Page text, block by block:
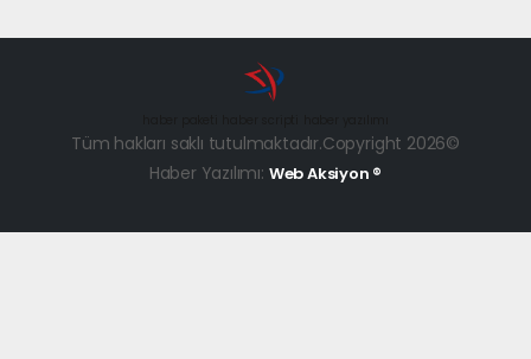
Tüm hakları saklı tutulmaktadır.Copyright 2026©
Haber Yazılımı: Web Aksiyon ®